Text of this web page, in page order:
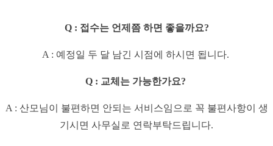
Q : 접수는 언제쯤 하면 좋을까요?
A : 예정일 두 달 남긴 시점에 하시면 됩니다.
Q : 교체는 가능한가요?
A : 산모님이 불편하면 안되는 서비스임으로 꼭 불편사항이 생
기시면 사무실로 연락부탁드립니다.